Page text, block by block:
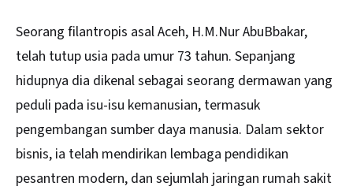
Seorang filantropis asal Aceh, H.M.Nur AbuBbakar,
telah tutup usia pada umur 73 tahun. Sepanjang
hidupnya dia dikenal sebagai seorang dermawan yang
peduli pada isu-isu kemanusian, termasuk
pengembangan sumber daya manusia. Dalam sektor
bisnis, ia telah mendirikan lembaga pendidikan
pesantren modern, dan sejumlah jaringan rumah sakit